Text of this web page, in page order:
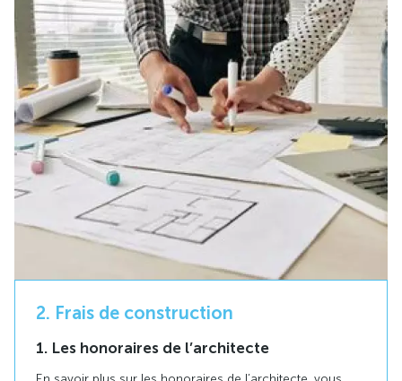
2. Frais de construction
1. Les honoraires de l’architecte